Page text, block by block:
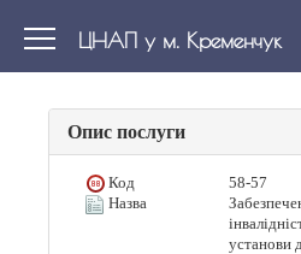
ЦНАП у м. Кременчук
Опис послуги
Код
58-57
Назва
установи